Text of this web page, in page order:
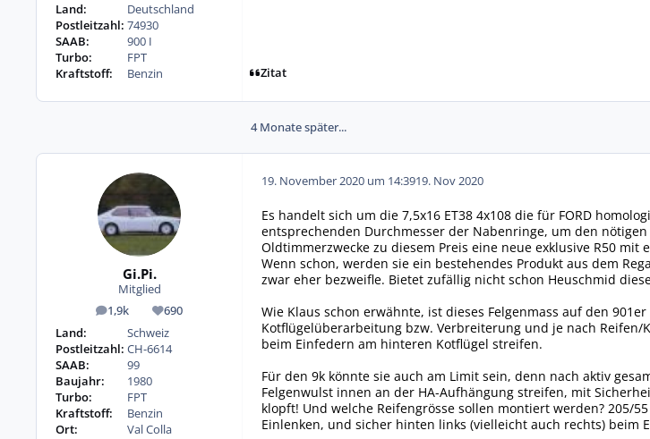
Land:
Deutschland
Postleitzahl: 74930
SAAB:
900 I
Turbo:
FPT
Kraftstoff:
Benzin Zitat
4 Monate später...
Gi.Pi.
Mitglied
1,9k
Beiträge 690
Reputation
Land:
Schweiz
Postleitzahl: CH-6614
SAAB:
99
Baujahr:
1980
Turbo:
FPT
Kraftstoff:
Benzin
Ort:
Val Colla
19. November 2020 um 14:3919. Nov 2020
Es handelt sich um die 7,5x16 ET38 4x108 die für FORD
entsprechenden Durchmesser der Nabenringe, um den
Oldtimmerzwecke zu diesem Preis eine neue exklusive R50
Wenn schon, werden sie ein bestehendes Produkt aus dem
zwar eher bezweifle. Bietet zufällig nicht schon Heuschmid
Wie Klaus schon erwähnte, ist dieses Felgenmass auf den
Kotflügelüberarbeitung bzw. Verbreiterung und je nach
beim Einfedern am hinteren Kotflügel streifen.
Für den 9k könnte sie auch am Limit sein, denn nach aktiv
Felgenwulst innen an der HA-Aufhängung streifen, mit
klopft! Und welche Reifengrösse sollen montiert werden? 205/
Einlenken, und sicher hinten links (vielleicht auch rechts) beim